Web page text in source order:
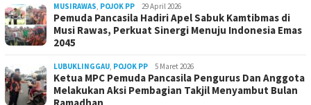
MUSIRAWAS, POJOK PP 29 April 2026
Pemuda Pancasila Hadiri Apel Sabuk Kamtibmas di
Musi Rawas, Perkuat Sinergi Menuju Indonesia Emas
2045
LUBUKLINGGAU, POJOK PP 5 Maret 2026
Ketua MPC Pemuda Pancasila Pengurus Dan Anggota
Melakukan Aksi Pembagian Takjil Menyambut Bulan